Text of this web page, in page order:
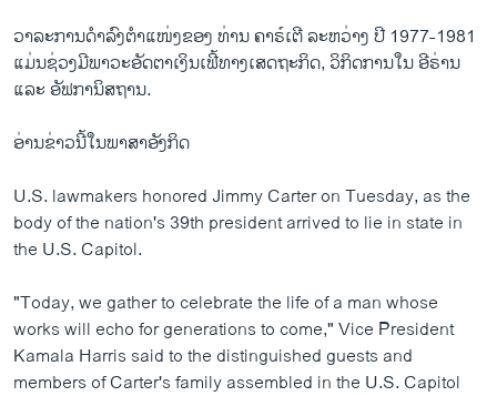
ວາລະການດໍາລົງຕໍາແໜ່ງຂອງ ທ່ານ ຄາຣ໌ເຕີ ລະຫວ່າງ ປີ 1977-1981
ແມ່ນຊ່ວງມີພາວະອັດຕາເງິນເຟີ້ທາງເສດຖະກິດ, ວິກິດການໃນ ອີຣ່ານ
ແລະ ອັຟການິສຖານ.
ອ່ານຂ່າວນີ້ໃນພາສາອັງກິດ
U.S. lawmakers honored Jimmy Carter on Tuesday, as the
body of the nation's 39th president arrived to lie in state in
the U.S. Capitol.
"Today, we gather to celebrate the life of a man whose
works will echo for generations to come," Vice President
Kamala Harris said to the distinguished guests and
members of Carter's family assembled in the U.S. Capitol